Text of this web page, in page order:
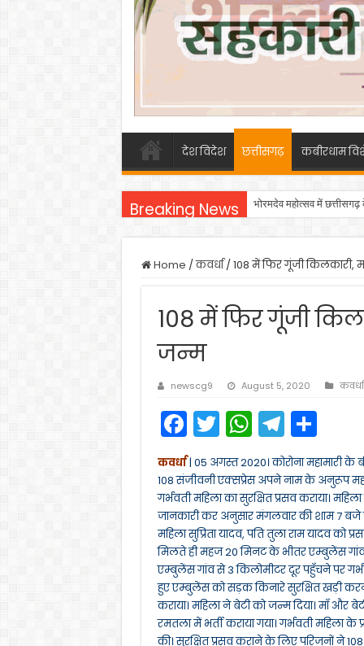
देश विदेश छत्तीसगढ़ कबीरधाम
Breaking News भोरमदेव महोत्सव में
Home /कवर्धा/108 में फिर गूंजी किलकारी,
108 में फिर गूंजी
जन्म
newscg9 August 5, 2020 कवर्धा
F
a
c
e
b
o
o
k
T
w
itt
er
W
h
a
ts
A
p
p
T
el
e
gr
a
m
S
h
ar
e
कवर्धा| 05 अगस्त 2020। कोरोना महामारी के
108 संजीवनी एक्सप्रेस अपने नाम के अनुरूप
गर्भवती महिला का सुरक्षित प्रसव कराया।
जानकारी कर अनुसार मंगलवार की शाम 7 बजे
महिला सुप्रिता यादव, पति तुला राम यादव को
मिलते ही महज 20 मिनट के भीतर एम्बुलेंस गांव
एम्बुलेंस गांव से 3 किलोमीटर दूर पहुँचने पर
हुए एम्बुलेंस को सड़क किनारे सुरक्षित खड़ी करने
कराया। महिला ने बेटी को जन्म दिया। माँ और
रमतला में भर्ती कराया गया। गर्भवती महिला
की। सुरक्षित प्रसव कराने के लिए परिजनों ने